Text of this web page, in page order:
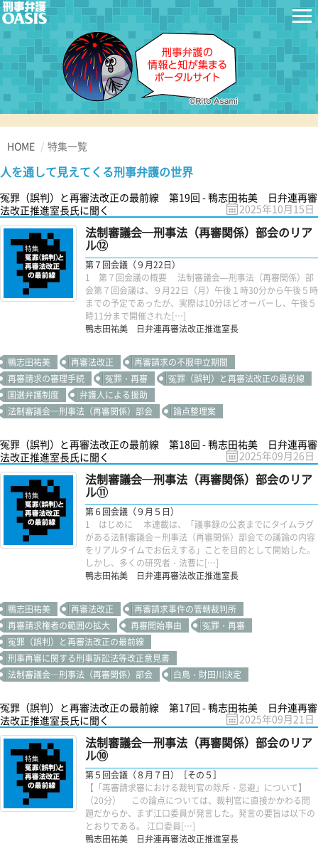
HOME 特集一覧
人を通して見えてくる刑事弁護の世界
冤罪（誤判）と再審法改正の最前線 第19回 - 鴨志田祐美 日弁連再審
法改正推進室長氏に聞く
2025年10月15日
法制審議会─刑事法（再審関係）部会のリア
ル⑫
第７回会議（９月22日）
1 第７回会議の概要 法制審議会—刑事法（再審関係）部
会第７回会議は、９月22日（月）午後１時30分から午後５時
までの予定であったが、実際は10分ほどオーバーし、午後５
時11分まで開催された[…]
鴨志田祐美 日弁連再審法改正推進室長
鴨志田祐美 再審法改正
再審請求の不服申立期間
再審請求の審理手続
冤罪・再審
冤罪（誤判）と再審法改正の最前線
国選弁護制度
弁護人による援助
法制審議会―刑事法（再審関係）部会
論点整理案
冤罪（誤判）と再審法改正の最前線 第18回 - 鴨志田祐美 日弁連再審
法改正推進室長氏に聞く
2025年09月26日
法制審議会─刑事法（再審関係）部会のリア
ル⑪
第６回会議（９月５日）
1 はじめに 本連載は、「議事録の公表までにタイムラグ
がある法制審議会－刑事法（再審関係）部会での議論の内容
をリアルタイムでお伝えする」ことを目的として開始した。
しかし、多くの研究者・法曹に[…]
鴨志田祐美 日弁連再審法改正推進室長
鴨志田祐美 再審法改正
再審請求事件の管轄裁判所
再審請求権者の範囲の拡大
再審開始事由
冤罪・再審
冤罪（誤判）と再審法改正の最前線
刑事再審に関する刑事訴訟法等改正意見書
法制審議会―刑事法（再審関係）部会
白鳥・財田川決定
冤罪（誤判）と再審法改正の最前線 第17回 - 鴨志田祐美 日弁連再審
法改正推進室長氏に聞く
2025年09月21日
法制審議会─刑事法（再審関係）部会のリア
ル⑩
第５回会議（８月７日）［その５］
【「再審請求審における裁判官の除斥・忌避」について】
（20分） この論点については、裁判官に直接かかわる問
題だからか、まず江口委員が発言した。発言の要旨は以下の
とおりである。 江口委員[…]
鴨志田祐美 日弁連再審法改正推進室長